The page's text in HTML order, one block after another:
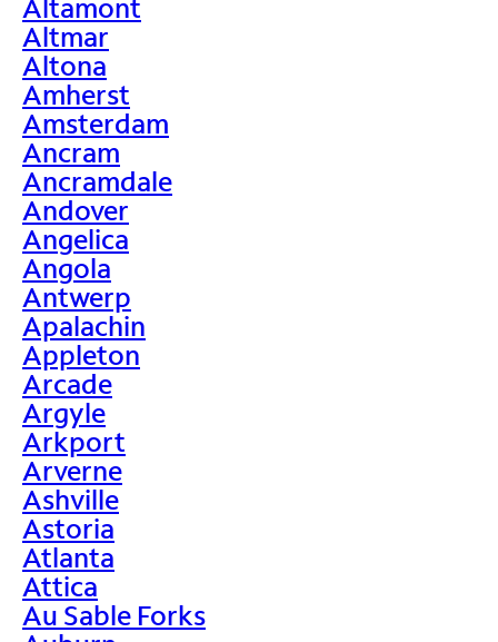
Altamont
Altmar
Altona
Amherst
Amsterdam
Ancram
Ancramdale
Andover
Angelica
Angola
Antwerp
Apalachin
Appleton
Arcade
Argyle
Arkport
Arverne
Ashville
Astoria
Atlanta
Attica
Au Sable Forks